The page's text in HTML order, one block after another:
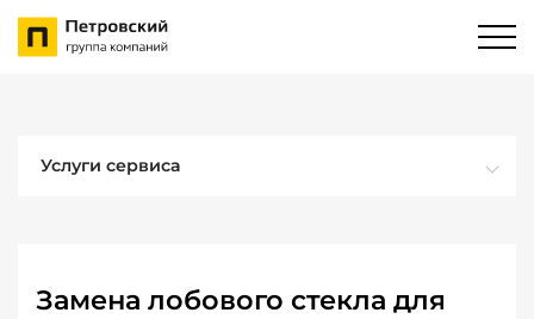
Услуги сервиса
Замена лобового стекла для